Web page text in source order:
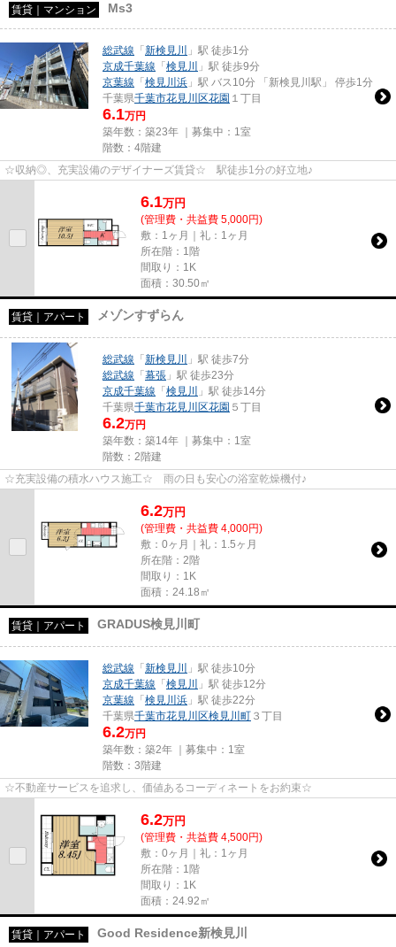
賃貸｜マンション Ms3
総武線 「新検見川
」駅 徒歩1分
京成千葉線 「検見川
」駅 徒歩9分
京葉線 「検見川浜 」駅 バス10分 「新検見川駅」 停歩1分
千葉県千葉市花見川区花園 １丁目
6.1万円
築年数：築23年 ｜募集中： 1室
階数：4階建
☆収納◎、充実設備のデザイナーズ賃貸☆ 駅徒歩1分の好立地♪
6.1万円
(管理費・共益費 5,000円)
敷：1ヶ月｜礼：1ヶ月
所在階：1階
間取り：1K
面積：30.50㎡
賃貸｜アパート メゾンすずらん
総武線 「新検見川
」駅 徒歩7分
総武線 「幕張 」駅 徒歩23分
京成千葉線 「検見川
」駅 徒歩14分
千葉県千葉市花見川区花園 ５丁目
6.2万円
築年数：築14年 ｜募集中： 1室
階数：2階建
☆充実設備の積水ハウス施工☆ 雨の日も安心の浴室乾燥機付♪
6.2万円
(管理費・共益費 4,000円)
敷：0ヶ月｜礼：1.5ヶ月
所在階：2階
間取り：1K
面積：24.18㎡
賃貸｜アパート GRADUS検見川町
総武線 「新検見川
」駅 徒歩10分
京成千葉線 「検見川
」駅 徒歩12分
京葉線 「検見川浜 」駅 徒歩22分
千葉県千葉市花見川区検見川町 ３丁目
6.2万円
築年数：築2年 ｜募集中： 1室
階数：3階建
☆不動産サービスを追求し、価値あるコーディネートをお約束☆
6.2万円
(管理費・共益費 4,500円)
敷：0ヶ月｜礼：1ヶ月
所在階：1階
間取り：1K
面積：24.92㎡
賃貸｜アパート Good Residence新検見川